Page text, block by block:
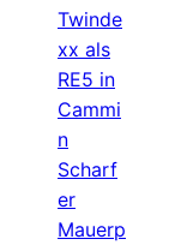
Twinde
xx als
RE5 in
Cammi
n
Scharf
er
Mauerp